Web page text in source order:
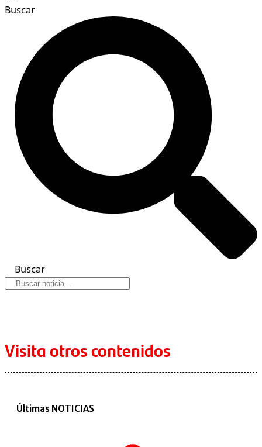
Buscar
Buscar
Visita otros contenidos
Últimas NOTICIAS